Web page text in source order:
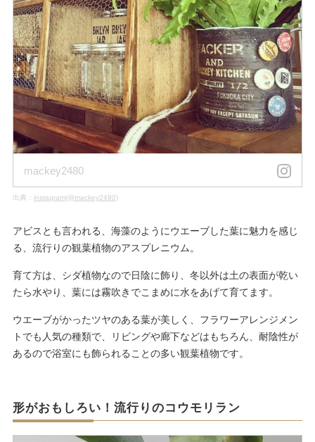
mackey2480
出典： instagram(@mackey2480)
アビスとも言われる、海藻のようにウエーブした葉に魅力を感じ
る、流行りの観葉植物のアスプレニウム。
育て方は、シダ植物なので日陰に飾り、冬以外は土の表面が乾い
たら水やり、葉には霧吹きでこまめに水をあげて育てます。
ウエーブがかったツヤのある葉が美しく、フラワーアレンジメン
トでも人気の種類で、リビングや廊下などはもちろん、耐陰性が
あるので浴室にも飾られることの多い観葉植物です。
形がおもしろい！流行りのコウモリラン